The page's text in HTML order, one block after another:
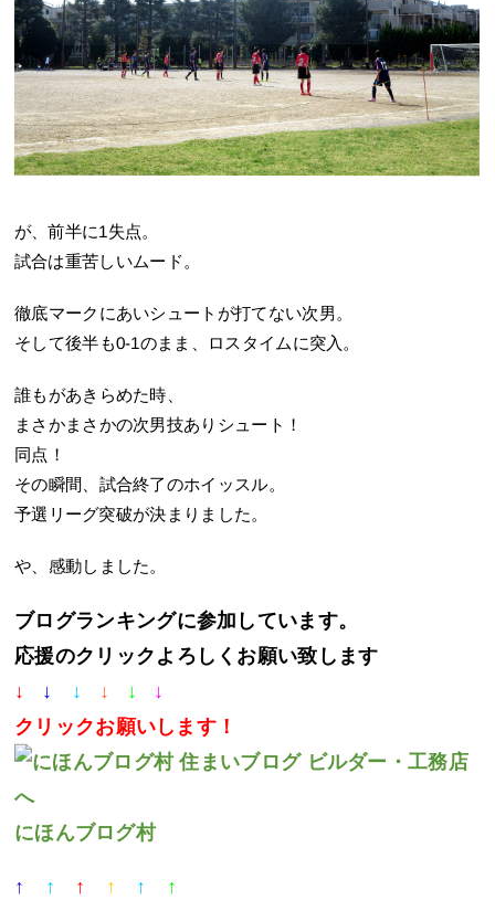
が、前半に1失点。
試合は重苦しいムード。
徹底マークにあいシュートが打てない次男。
そして後半も0-1のまま、ロスタイムに突入。
誰もがあきらめた時、
まさかまさかの次男技ありシュート！
同点！
その瞬間、試合終了のホイッスル。
予選リーグ突破が決まりました。
や、感動しました。
ブログランキングに参加しています。
応援のクリックよろしくお願い致します
↓ ↓ ↓ ↓ ↓ ↓
クリックお願いします！
にほんブログ村
↑ ↑ ↑ ↑ ↑ ↑